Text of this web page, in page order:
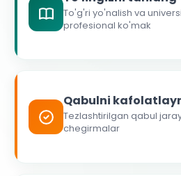
To'g'ri yo'nalish va
profesional ko'mak
Qabulni
Tezlashtirilgan qabul
chegirmalar